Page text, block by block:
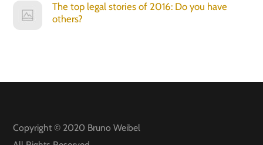
The top legal stories of 2016: Do you have
others?
Copyright © 2020 Bruno Weibel